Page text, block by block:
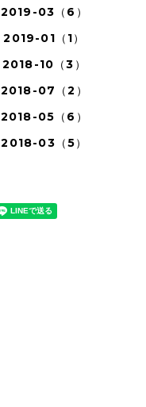
2019-03（6）
2019-01（1）
2018-10（3）
2018-07（2）
2018-05（6）
2018-03（5）